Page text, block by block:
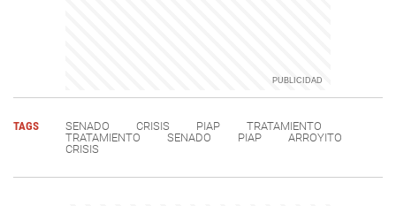
TAGS SENADO CRISIS PIAP
TRATAMIENTO
TRATAMIENTO
SENADO PIAP
ARROYITO
CRISIS